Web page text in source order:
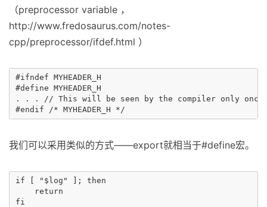
（preprocessor variable ，
http://www.fredosaurus.com/notes-
cpp/preprocessor/ifdef.html ）
#ifndef MYHEADER_H
#define MYHEADER_H
. . . // This will be seen by the compiler only
我们可以采用类似的方式——export就相当于#define宏。
if [ "$log" ]; then
    return
fi